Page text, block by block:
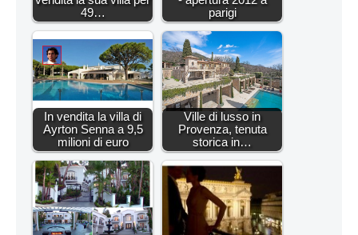
49…
parigi
In vendita la villa di
Ayrton Senna a 9,5
milioni di euro
Ville di lusso in
Provenza, tenuta
storica in…